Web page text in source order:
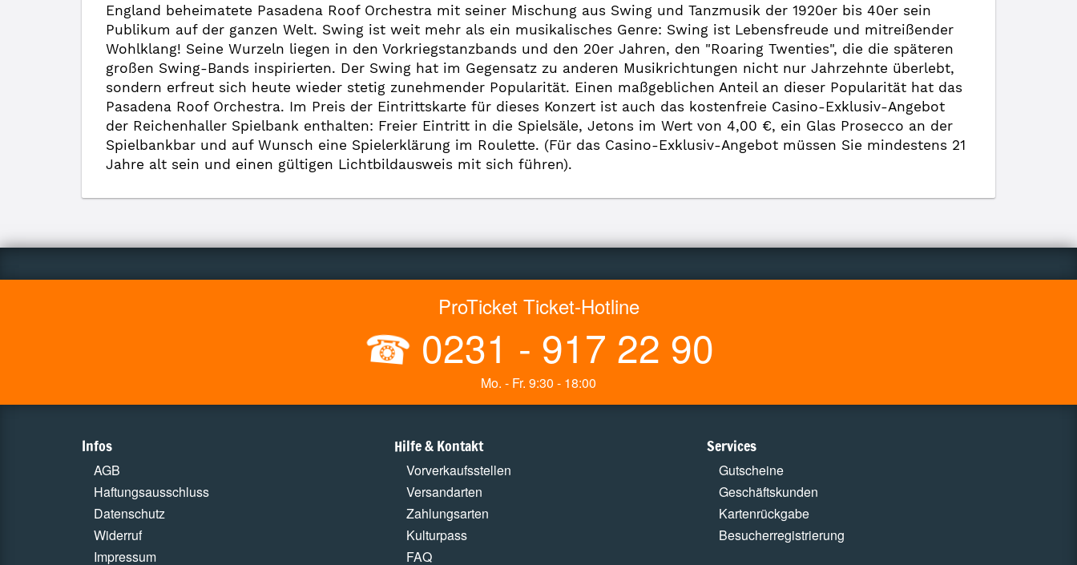
England beheimatete Pasadena Roof Orchestra mit seiner Mischung aus Swing und Tanzmusik der 1920er bis 40er sein
Publikum auf der ganzen Welt. Swing ist weit mehr als ein musikalisches Genre: Swing ist Lebensfreude und mitreißender
Wohlklang! Seine Wurzeln liegen in den Vorkriegstanzbands und den 20er Jahren, den "Roaring Twenties", die die späteren
großen Swing-Bands inspirierten. Der Swing hat im Gegensatz zu anderen Musikrichtungen nicht nur Jahrzehnte überlebt,
sondern erfreut sich heute wieder stetig zunehmender Popularität. Einen maßgeblichen Anteil an dieser Popularität hat das
Pasadena Roof Orchestra. Im Preis der Eintrittskarte für dieses Konzert ist auch das kostenfreie Casino-Exklusiv-Angebot
der Reichenhaller Spielbank enthalten: Freier Eintritt in die Spielsäle, Jetons im Wert von 4,00 €, ein Glas Prosecco an der
Spielbankbar und auf Wunsch eine Spielerklärung im Roulette. (Für das Casino-Exklusiv-Angebot müssen Sie mindestens 21
Jahre alt sein und einen gültigen Lichtbildausweis mit sich führen).
ProTicket Ticket-Hotline
☎ 0231 - 917 22 90
Mo. - Fr. 9:30 - 18:00
Infos
AGB
Haftungsausschluss
Datenschutz
Widerruf
Impressum
Hilfe & Kontakt
Vorverkaufsstellen
Versandarten
Zahlungsarten
Kulturpass
FAQ
Services
Gutscheine
Geschäftskunden
Kartenrückgabe
Besucherregistrierung